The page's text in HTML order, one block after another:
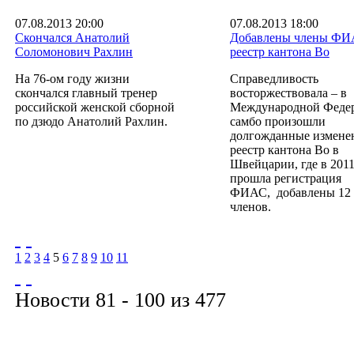
07.08.2013 20:00
Скончался Анатолий
Соломонович Рахлин
На 76-ом году жизни
скончался главный тренер
российской женской сборной
по дзюдо Анатолий Рахлин.
07.08.2013 18:00
Добавлены члены
реестр кантона Во
Справедливость
восторжествовала – в
Международной
самбо произошли
долгожданные
реестр кантона Во в
Швейцарии, где в
прошла регистрация
ФИАС, добавлены 12
членов.
1 2 3 4 5 6 7 8 9 10 11
Новости 81 - 100 из 477